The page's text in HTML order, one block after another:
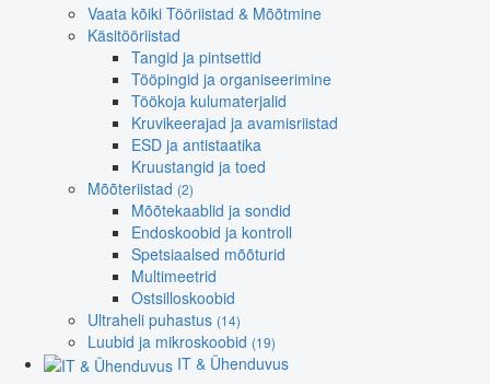
Vaata kõiki Tööriistad & Mõõtmine
Käsitööriistad
Tangid ja pintsettid
Tööpingid ja organiseerimine
Töökoja kulumaterjalid
Kruvikeerajad ja avamisriistad
ESD ja antistaatika
Kruustangid ja toed
Mõõteriistad (2)
Mõõtekaablid ja sondid
Endoskoobid ja kontroll
Spetsiaalsed mõõturid
Multimeetrid
Ostsilloskoobid
Ultraheli puhastus (14)
Luubid ja mikroskoobid (19)
IT & Ühenduvus